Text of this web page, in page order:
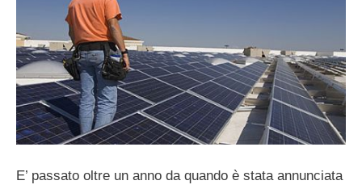
E’ passato oltre un anno da quando è stata annunciata